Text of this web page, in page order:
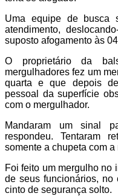
Uma equipe de busca
atendimento,
suposto afogamento às
O proprietário da
mergulhadores fez um
quarta e que depois
pessoal da superfície
com o mergulhador.
Mandaram um sinal
respondeu. Tentaram
somente a chupeta com a
Foi feito um mergulho no
de seus funcionários, no
cinto de segurança solto.